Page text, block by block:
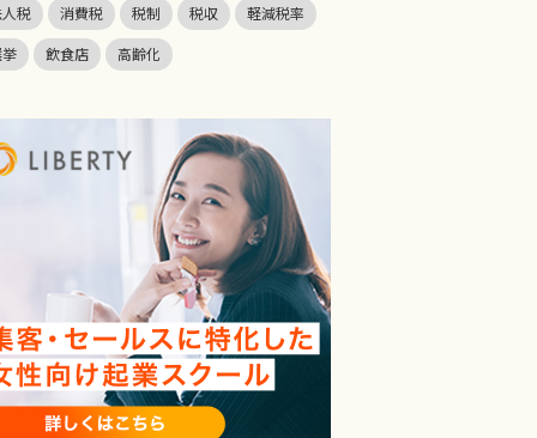
税
消費税 税制 税収
軽減税率
飲食店 高齢化